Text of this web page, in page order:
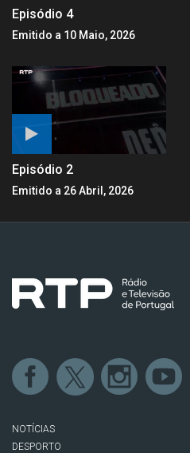
Episódio 4
Emitido a 10 Maio, 2026
Episódio 2
Emitido a 26 Abril, 2026
NOTÍCIAS
DESPORTO